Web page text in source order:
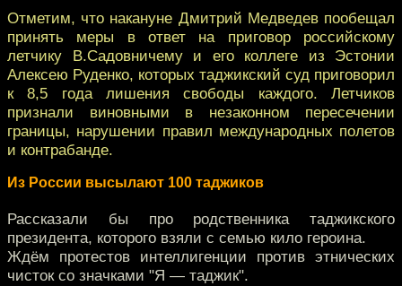
Отметим, что накануне Дмитрий Медведев пообещал
принять меры в ответ на приговор российскому
летчику В.Садовничему и его коллеге из Эстонии
Алексею Руденко, которых таджикский суд приговорил
к 8,5 года лишения свободы каждого. Летчиков
признали виновными в незаконном пересечении
границы, нарушении правил международных полетов
и контрабанде.
Из России высылают 100 таджиков
Рассказали бы про родственника таджикского
президента, которого взяли с семью кило героина.
Ждём протестов интеллигенции против этнических
чисток со значками "Я — таджик".